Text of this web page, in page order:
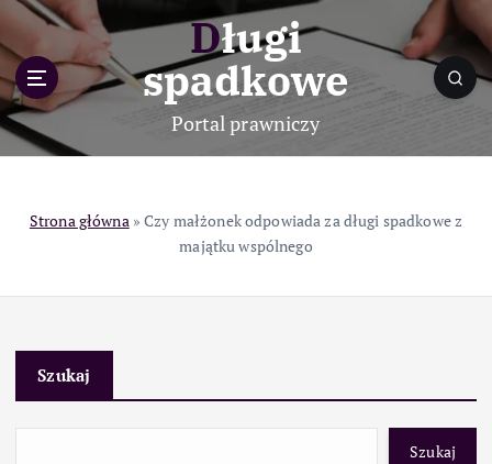
p
o
c
Długi
spadkowe
Portal prawniczy
Strona główna»Czy małżonek odpowiada za długi spadkowe z
majątku wspólnego
Szukaj
Szukaj